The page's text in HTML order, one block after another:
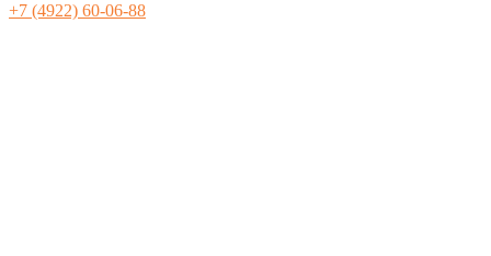
+7 (4922) 60-06-88